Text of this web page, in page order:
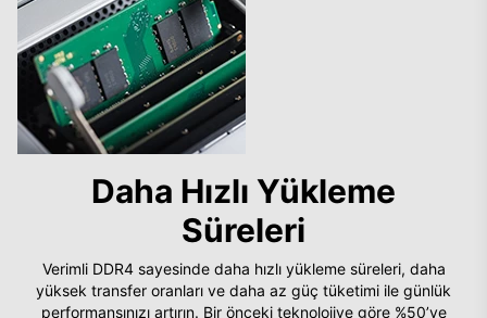
Daha Hızlı Yükleme
Süreleri
Verimli DDR4 sayesinde daha hızlı yükleme süreleri, daha
yüksek transfer oranları ve daha az güç tüketimi ile günlük
performansınızı artırın. Bir önceki teknolojiye göre %50’ye